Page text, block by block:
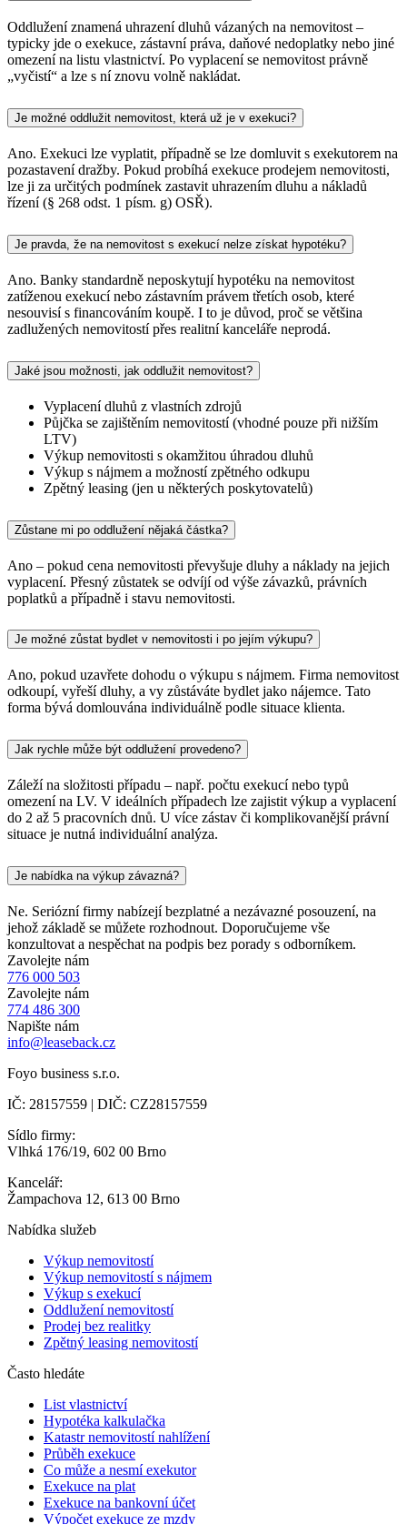
Oddlužení znamená uhrazení dluhů vázaných na nemovitost –
typicky jde o exekuce, zástavní práva, daňové nedoplatky nebo jiné
omezení na listu vlastnictví. Po vyplacení se nemovitost právně
„vyčistí“ a lze s ní znovu volně nakládat.
Je možné oddlužit nemovitost, která už je v exekuci?
Ano. Exekuci lze vyplatit, případně se lze domluvit s exekutorem na
pozastavení dražby. Pokud probíhá exekuce prodejem nemovitosti,
lze ji za určitých podmínek zastavit uhrazením dluhu a nákladů
řízení (§ 268 odst. 1 písm. g) OSŘ).
Je pravda, že na nemovitost s exekucí nelze získat hypotéku?
Ano. Banky standardně neposkytují hypotéku na nemovitost
zatíženou exekucí nebo zástavním právem třetích osob, které
nesouvisí s financováním koupě. I to je důvod, proč se většina
zadlužených nemovitostí přes realitní kanceláře neprodá.
Jaké jsou možnosti, jak oddlužit nemovitost?
Vyplacení dluhů z vlastních zdrojů
Půjčka se zajištěním nemovitostí (vhodné pouze při nižším
LTV)
Výkup nemovitosti s okamžitou úhradou dluhů
Výkup s nájmem a možností zpětného odkupu
Zpětný leasing (jen u některých poskytovatelů)
Zůstane mi po oddlužení nějaká částka?
Ano – pokud cena nemovitosti převyšuje dluhy a náklady na jejich
vyplacení. Přesný zůstatek se odvíjí od výše závazků, právních
poplatků a případně i stavu nemovitosti.
Je možné zůstat bydlet v nemovitosti i po jejím výkupu?
Ano, pokud uzavřete dohodu o výkupu s nájmem. Firma nemovitost
odkoupí, vyřeší dluhy, a vy zůstáváte bydlet jako nájemce. Tato
forma bývá domlouvána individuálně podle situace klienta.
Jak rychle může být oddlužení provedeno?
Záleží na složitosti případu – např. počtu exekucí nebo typů
omezení na LV. V ideálních případech lze zajistit výkup a vyplacení
do 2 až 5 pracovních dnů. U více zástav či komplikovanější právní
situace je nutná individuální analýza.
Je nabídka na výkup závazná?
Ne. Seriózní firmy nabízejí bezplatné a nezávazné posouzení, na
jehož základě se můžete rozhodnout. Doporučujeme vše
konzultovat a nespěchat na podpis bez porady s odborníkem.
Zavolejte nám
776 000 503
Zavolejte nám
774 486 300
Napište nám
info@leaseback.cz
Foyo business s.r.o.
IČ: 28157559 | DIČ: CZ28157559
Sídlo firmy:
Vlhká 176/19, 602 00 Brno
Kancelář:
Žampachova 12, 613 00 Brno
Nabídka služeb
Výkup nemovitostí
Výkup nemovitostí s nájmem
Výkup s exekucí
Oddlužení nemovitostí
Prodej bez realitky
Zpětný leasing nemovitostí
Často hledáte
List vlastnictví
Hypotéka kalkulačka
Katastr nemovitostí nahlížení
Průběh exekuce
Co může a nesmí exekutor
Exekuce na plat
Exekuce na bankovní účet
Výpočet exekuce ze mzdy